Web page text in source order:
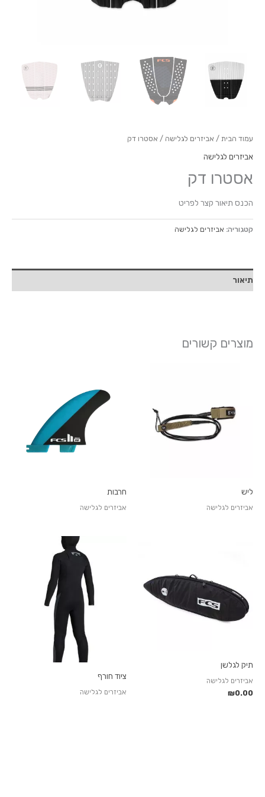
עמוד הבית / אביזרים לגלישה / אסטרו דק
אביזרים לגלישה
אסטרו דק
הכנס תיאור קצר לפריט
קטגוריה: אביזרים לגלישה
תיאור
מוצרים קשורים
ליש
אביזרים לגלישה
חרבות
אביזרים לגלישה
תיק לגלשן
אביזרים לגלישה
₪0.00
ציוד חורף
אביזרים לגלישה